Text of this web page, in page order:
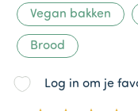
Vegan bakken
Brood
Log in om je